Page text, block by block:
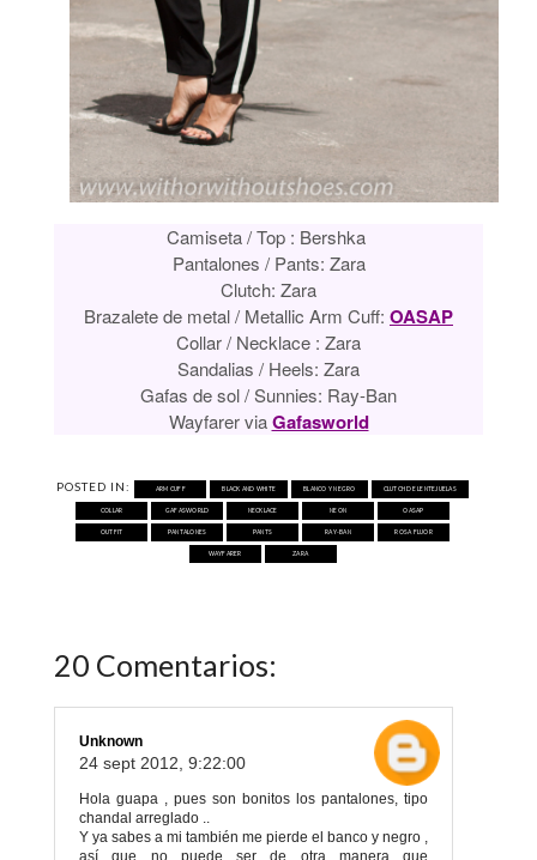
Camiseta / Top : Bershka
Pantalones / Pants: Zara
Clutch: Zara
Brazalete de metal / Metallic Arm Cuff: OASAP
Collar / Necklace : Zara
Sandalias / Heels: Zara
Gafas de sol / Sunnies: Ray-Ban
Wayfarer viaGafasworld
POSTED IN: ARM CUFF BLACK AND WHITE BLANCO Y NEGRO CLUTCH DE LENTEJUELAS
COLLAR GAFASWORLD NECKLACE NEON OASAP
OUTFIT PANTALONES PANTS RAY-BAN ROSA FLUOR
WAYFARER ZARA
20 Comentarios:
Unknown
24 sept 2012, 9:22:00
Hola guapa , pues son bonitos los pantalones, tipo
chandal arreglado ..
Y ya sabes a mi también me pierde el banco y negro ,
así que no puede ser de otra manera que